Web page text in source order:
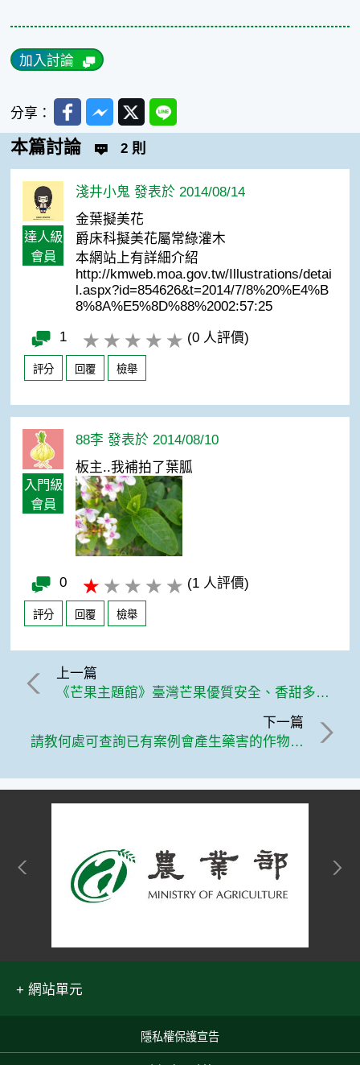
加入討論
分享： FacebookMessenger
TwitterLine
本篇討論 2 則
達人級
會員
淺井小鬼 發表於 2014/08/14
金葉擬美花
爵床科擬美花屬常綠灌木
本網站上有詳細介紹
http://kmweb.moa.gov.tw/Illustrations/detai
l.aspx?id=854626&t=2014/7/8%20%E4%B
8%8A%E5%8D%88%2002:57:25
1 (0 人評價)
評分 回覆 檢舉
入門級
會員
88李 發表於 2014/08/10
板主..我補拍了葉胍
0 (1 人評價)
評分 回覆 檢舉
上一篇
《芒果主題館》臺灣芒果優質安全、香甜多汁、美味營養，品嚐正是「食」機
下一篇
請教何處可查詢已有案例會產生藥害的作物、品種、部位與藥劑的組合?
網站單元
隱私權保護宣告